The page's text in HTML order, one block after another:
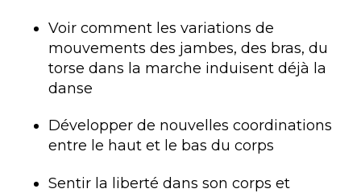
Voir comment les variations de
mouvements des jambes, des bras, du
torse dans la marche induisent déjà la
danse
Développer de nouvelles coordinations
entre le haut et le bas du corps
Sentir la liberté dans son corps et